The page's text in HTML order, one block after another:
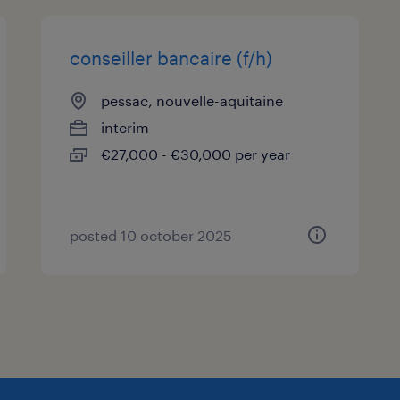
conseiller bancaire (f/h)
pessac, nouvelle-aquitaine
interim
€27,000 - €30,000 per year
posted 10 october 2025